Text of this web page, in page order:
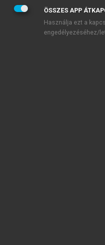
ÖSSZES APP
Használja ezt a
engedélyezéséhez/